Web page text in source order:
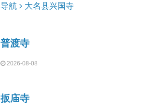
导航 大名县兴国寺
普渡寺
2026-08-08
扳庙寺